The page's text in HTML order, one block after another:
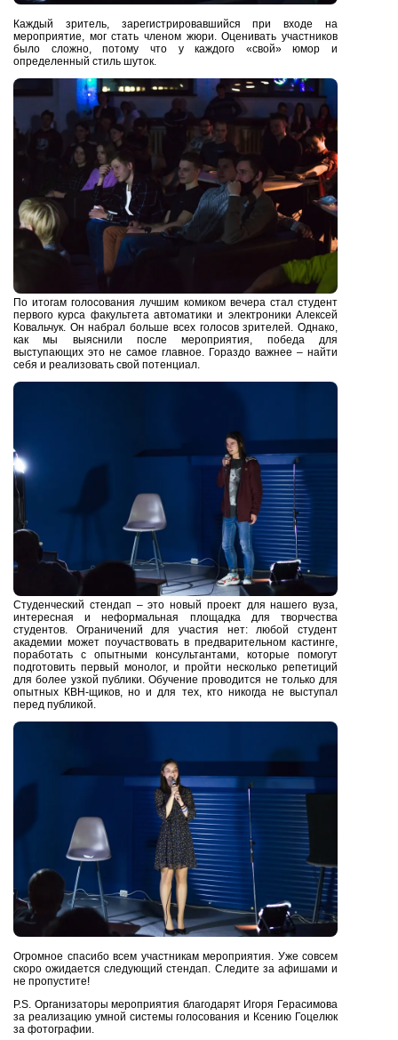
Каждый зритель, зарегистрировавшийся при входе на
мероприятие, мог стать членом жюри. Оценивать участников
было сложно, потому что у каждого «свой» юмор и
определенный стиль шуток.
По итогам голосования лучшим комиком вечера стал студент
первого курса факультета автоматики и электроники Алексей
Ковальчук. Он набрал больше всех голосов зрителей. Однако,
как мы выяснили после мероприятия, победа для
выступающих это не самое главное. Гораздо важнее – найти
себя и реализовать свой потенциал.
Студенческий стендап – это новый проект для нашего вуза,
интересная и неформальная площадка для творчества
студентов. Ограничений для участия нет: любой студент
академии может поучаствовать в предварительном кастинге,
поработать с опытными консультантами, которые помогут
подготовить первый монолог, и пройти несколько репетиций
для более узкой публики. Обучение проводится не только для
опытных КВН-щиков, но и для тех, кто никогда не выступал
перед публикой.
Огромное спасибо всем участникам мероприятия. Уже совсем
скоро ожидается следующий стендап. Следите за афишами и
не пропустите!
P.S. Организаторы мероприятия благодарят Игоря Герасимова
за реализацию умной системы голосования и Ксению Гоцелюк
за фотографии.